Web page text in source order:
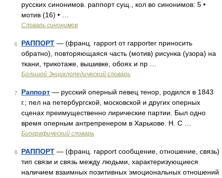
русских синонимов. раппорт сущ., кол во синонимов: 5 •
мотив (16) • …
Словарь синонимов
6 РАППОРТ — (франц. rapport от rapporter приносить
обратно), повторяющаяся часть (мотив) рисунка (узора) на
ткани, трикотаже, вышивке, обоях и пр …
Большой Энциклопедический словарь
7 Раппорт — русский оперный певец тенор, родился в 1843
г.; пел на петербургской, московской и других оперных
сценах преимущественно лирические партии. Был одно
время оперным антрепренером в Харькове. Н. С …
Биографический словарь
8 РАППОРТ — (франц. rapport сообщение, отношение, связь)
тип связи и связь между людьми, характеризующиеся
наличием взаимных позитивных эмоциональных отношений